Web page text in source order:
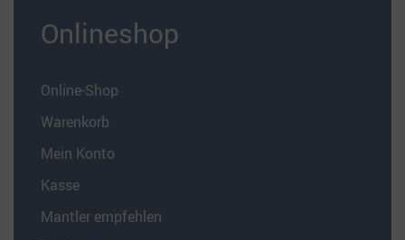
Onlineshop
Online-Shop
Warenkorb
Mein Konto
Kasse
Mantler empfehlen